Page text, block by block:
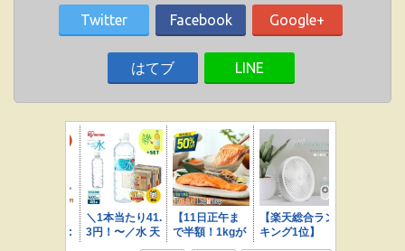
Twitter Facebook Google+
はてブ LINE